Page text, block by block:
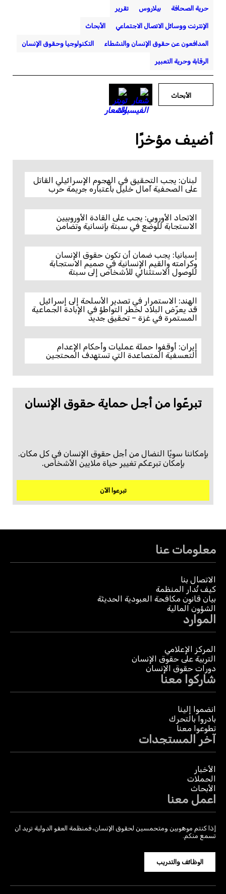
حرية الصحافة بيلاروس تقرير
الإنترنت ووسائل الاتصال الاجتماعي الأبحاث
المدافعون عن حقوق الإنسان والنشطاء التكنولوجيا وحقوق الإنسان
الرقابة وحرية التعبير
الأبحاث
أضيف مؤخرًا
لبنان: يجب التحقيق في الهجوم الإسرائيلي القاتل
على الصحفية آمال خليل باعتباره جريمة حرب
الاتحاد الأوروبي: يجب على القادة الأوروبيين
الاستجابة للوضع في سبتة بإنسانية وتضامن
إسبانيا: يجب ضمان أن تكون حقوق الإنسان
وكرامته والقيم الإنسانية في صميم الاستجابة
للوصول الاستثنائي للأشخاص إلى سبتة
الهند: الاستمرار في تصدير الأسلحة إلى إسرائيل
قد يعرّض البلاد لخطر التواطؤ في الإبادة الجماعية
المستمرة في غزة – تحقيق جديد
إيران: أوقفوا حملة عمليات وأحكام الإعدام
التعسفية المتصاعدة التي تستهدف المحتجين
تبرعّوا من أجل حماية حقوق الإنسان
بإمكاننا سويًا النضال من أجل حقوق الإنسان في كل مكان.
بإمكان تبرعكم تغيير حياة ملايين الأشخاص.
تبرعوا الآن
معلومات عنا
الاتصال بنا
كيف تُدار المنظمة
بيان قانون مكافحة العبودية الحديثة
الشؤون المالية
الموارد
المركز الإعلامي
التربية على حقوق الإنسان
دورات حقوق الإنسان
شاركوا معنا
انضموا إلينا
بادروا بالتحرك
تطوعوا معنا
آخر المستجدات
الأخبار
الحملات
الأبحاث
اعمل معنا
إذا كنتم موهوبين ومتحمسين لحقوق الإنسان، فمنظمة العفو الدولية تريد أن
تسمع منكم.
الوظائف والتدريب